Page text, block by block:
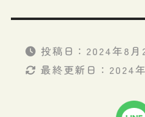
投稿日： 2024年8月
最終更新日： 2024